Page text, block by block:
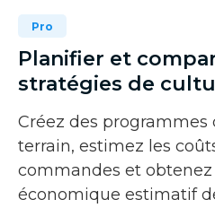
Pro
Planifier et
stratégies de
Créez des programmes
terrain, estimez les
commandes et
économique estimatif